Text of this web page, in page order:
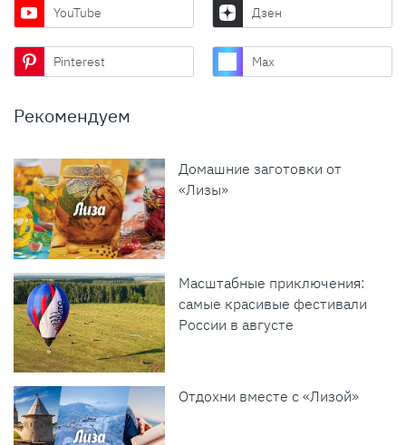
YouTube Дзен
Pinterest Max
Рекомендуем
Домашние заготовки от
«Лизы»
Масштабные приключения:
самые красивые фестивали
России в августе
Отдохни вместе с «Лизой»